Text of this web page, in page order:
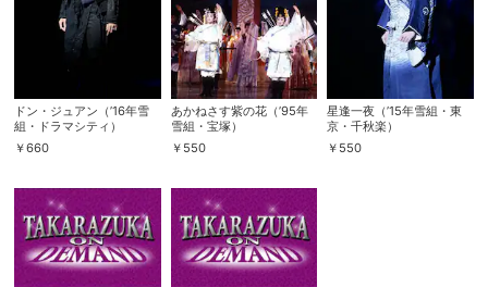
ドン・ジュアン（’16年雪
組・ドラマシティ）
￥660
あかねさす紫の花（’95年
雪組・宝塚）
￥ 550
星逢一夜（’15年雪組・東
京・千秋楽）
￥ 550